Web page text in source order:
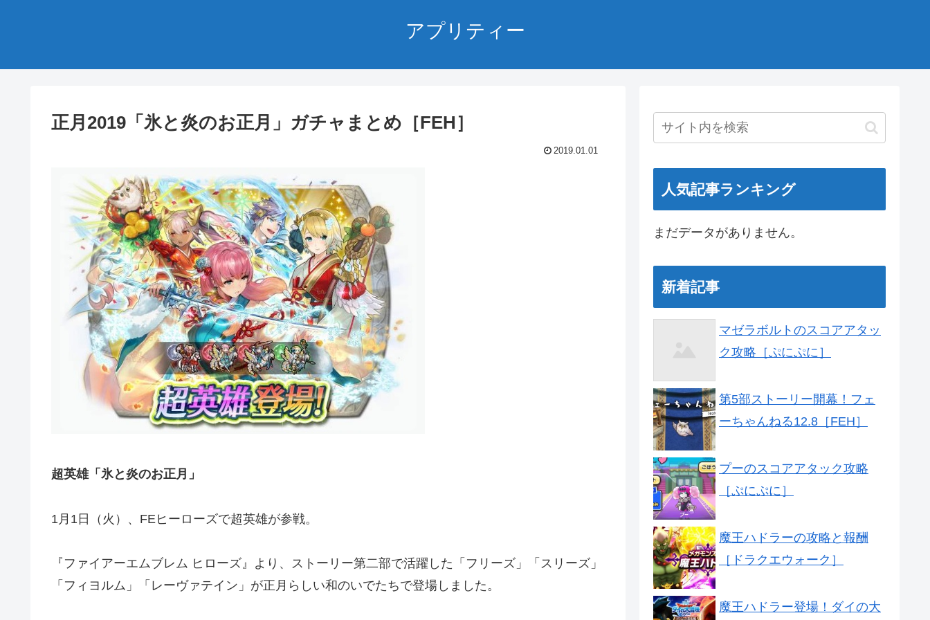
アプリティー
正月2019「氷と炎のお正月」ガチャまとめ［FEH］
2019.01.01
超英雄「氷と炎のお正月」
1月1日（火）、FEヒーローズで超英雄が参戦。
『ファイアーエムブレム ヒローズ』より、ストーリー第二部で活躍した「フリーズ」「スリーズ」
「フィヨルム」「レーヴァテイン」が正月らしい和のいでたちで登場しました。
人気記事ランキング
まだデータがありません。
新着記事
マゼラボルトのスコアアタッ
ク攻略［ぷにぷに］
第5部ストーリー開幕！フェ
ーちゃんねる12.8［FEH］
プーのスコアアタック攻略
［ぷにぷに］
魔王ハドラーの攻略と報酬
［ドラクエウォーク］
魔王ハドラー登場！ダイの大